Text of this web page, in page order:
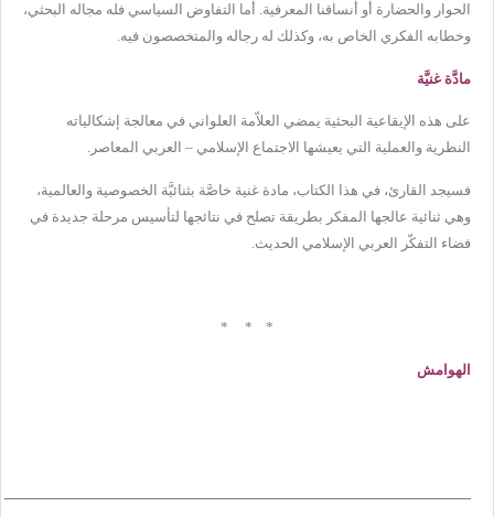
الحوار والحضارة أو أنساقنا المعرفية. أما التفاوض السياسي فله مجاله البحثي،
وخطابه الفكري الخاص به، وكذلك له رجاله والمتخصصون فيه.
مادَّة غنيَّة
على هذه الإيقاعية البحثية يمضي العلاّمة العلواني في معالجة إشكالياته
النظرية والعملية التي يعيشها الاجتماع الإسلامي – العربي المعاصر.
فسيجد القارئ، في هذا الكتاب، مادة غنية خاصَّة بثنائيَّة الخصوصية والعالمية،
وهي ثنائية عالجها المفكر بطريقة تصلح في نتائجها لتأسيس مرحلة جديدة في
فضاء التفكّر العربي الإسلامي الحديث.
*
*
*
الهوامش